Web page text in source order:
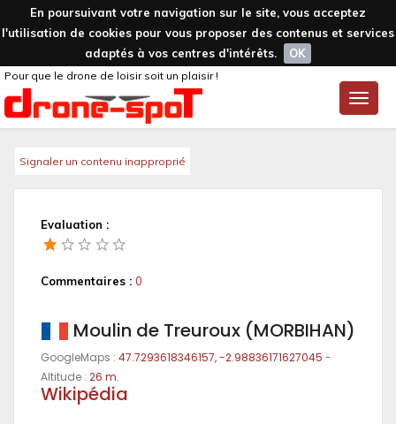
En poursuivant votre navigation sur le site, vous acceptez
l'utilisation de cookies pour vous proposer des contenus et services
adaptés à vos centres d'intérêts.
OK
Toggle
Pour que le drone de loisir soit un plaisir !
Signaler un contenu inapproprié
Evaluation :
Commentaires : 0
Moulin de Treuroux (MORBIHAN)
GoogleMaps : 47.7293618346157, -2.98836171627045 -
Altitude : 26 m.
Wikipédia